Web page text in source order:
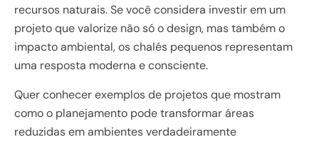
recursos naturais. Se você considera investir em um
projeto que valorize não só o design, mas também o
impacto ambiental, os chalés pequenos representam
uma resposta moderna e consciente.
Quer conhecer exemplos de projetos que mostram
como o planejamento pode transformar áreas
reduzidas em ambientes verdadeiramente